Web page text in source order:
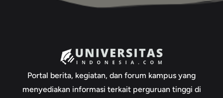
Portal berita, kegiatan, dan forum kampus yang
menyediakan informasi terkait perguruan tinggi di